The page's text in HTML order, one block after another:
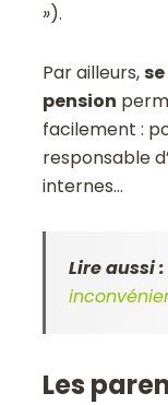
»).
Par ailleurs,
pension
facilement :
responsable
internes…
Lire aussi :
Les